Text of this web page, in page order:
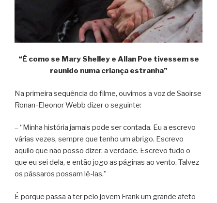
“É como se Mary Shelley e Allan Poe tivessem se
reunido numa criança estranha”
Na primeira sequência do filme, ouvimos a voz de Saoirse
Ronan-Eleonor Webb dizer o seguinte:
– “Minha história jamais pode ser contada. Eu a escrevo
várias vezes, sempre que tenho um abrigo. Escrevo
aquilo que não posso dizer: a verdade. Escrevo tudo o
que eu sei dela, e então jogo as páginas ao vento. Talvez
os pássaros possam lê-las.”
É porque passa a ter pelo jovem Frank um grande afeto